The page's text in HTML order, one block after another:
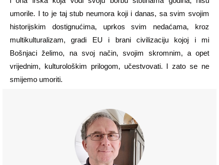
umorile. I to je taj stub neumora koji i danas, sa svim svojim
historijskim dostignućima, uprkos svim nedaćama, kroz
multikulturalizam, gradi EU i brani civilizaciju kojoj i mi
Bošnjaci želimo, na svoj način, svojim skromnim, a opet
vrijednim, kulturološkim prilogom, učestvovati. I zato se ne
smijemo umoriti.